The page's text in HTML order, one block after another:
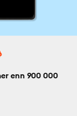
enn 900 000